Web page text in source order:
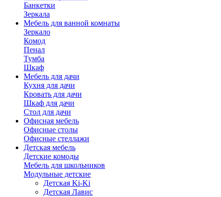
Банкетки
Зеркала
Мебель для ванной комнаты
Зеркало
Комод
Пенал
Тумба
Шкаф
Мебель для дачи
Кухня для дачи
Кровать для дачи
Шкаф для дачи
Стол для дачи
Офисная мебель
Офисные столы
Офисные стеллажи
Детская мебель
Детские комоды
Мебель для школьников
Модульные детские
Детская Ki-Ki
Детская Лавис